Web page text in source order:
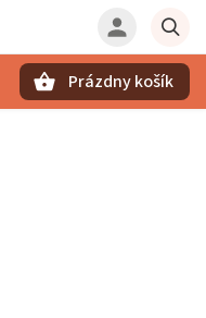
Prázdny košík